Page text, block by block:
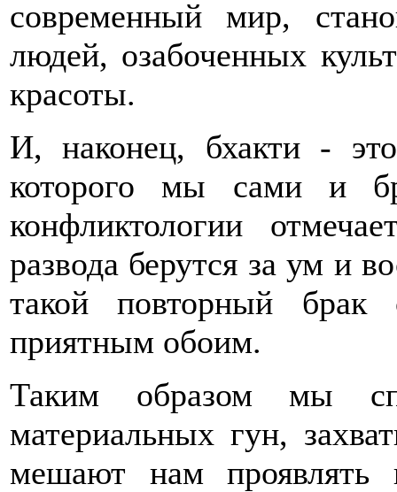
современный мир,
людей, озабоченных
красоты.
И, наконец, бхакти -
которого мы сами и
конфликтологии
развода берутся за ум и
такой повторный брак
приятным обоим.
Таким образом мы
материальных гун,
мешают нам